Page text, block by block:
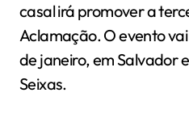
casal irá promover a
Aclamação. O evento
de janeiro, em Salvador
Seixas.